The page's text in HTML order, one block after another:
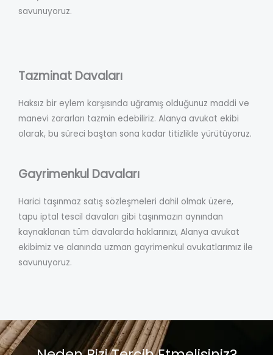
savunuyoruz.
Tazminat Davaları
Haksız bir eylem karşısında uğramış olduğunuz maddi ve
manevi zararları tazmin edebiliriz. Alanya avukat ekibi
olarak, bu süreci baştan sona kadar titizlikle yürütüyoruz.
Gayrimenkul Davaları
Harici taşınmaz satış sözleşmeleri dahil olmak üzere,
tapu iptal tescil davaları gibi taşınmazın aynından
kaynaklanan tüm davalarda haklarınızı, Alanya avukat
ekibimiz ve alanında uzman gayrimenkul avukatlarımız ile
savunuyoruz.